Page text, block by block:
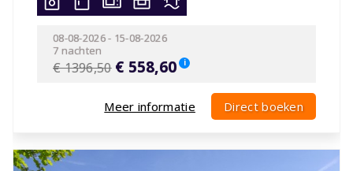
08-08-2026- 15-08-2026
7 nachten
€ 1396,50 € 558,60 i
Meer informatie Direct boeken